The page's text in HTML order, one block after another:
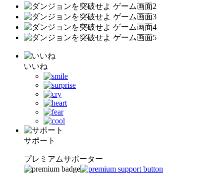
いいね
サポート
プレミアムサポーター